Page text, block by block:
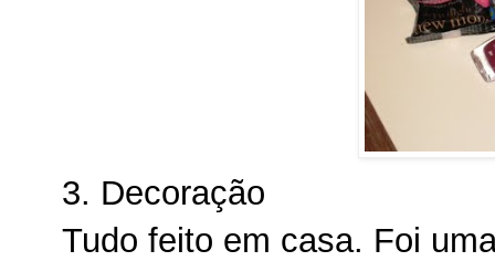
3. Decoração
Tudo feito em casa. Foi